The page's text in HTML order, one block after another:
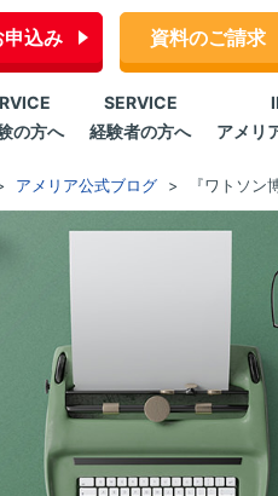
申込み 資料のご請求
の方へ
SERVICE
経験者の方へ
アメリ
アメリア公式ブログ 『ワトソン